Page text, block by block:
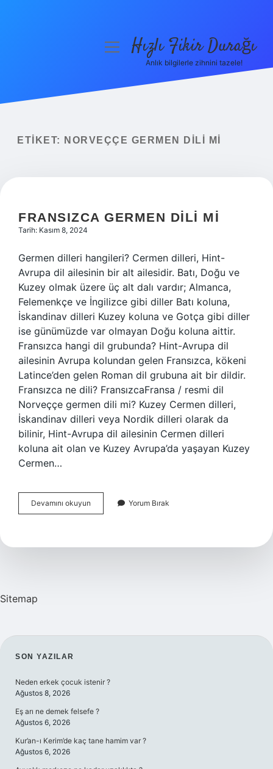
Yasal Uyarı
menüyüHızlı Fikir Durağı
Anlık bilgilerle zihnini tazele!
ETIKET: NORVEÇÇE GERMEN DILI MI
FRANSIZCA GERMEN DILI MI
Tarih: Kasım 8, 2024
Germen dilleri hangileri? Cermen dilleri, Hint-
Avrupa dil ailesinin bir alt ailesidir. Batı, Doğu ve
Kuzey olmak üzere üç alt dalı vardır; Almanca,
Felemenkçe ve İngilizce gibi diller Batı koluna,
İskandinav dilleri Kuzey koluna ve Gotça gibi diller
ise günümüzde var olmayan Doğu koluna aittir.
Fransızca hangi dil grubunda? Hint-Avrupa dil
ailesinin Avrupa kolundan gelen Fransızca, kökeni
Latince’den gelen Roman dil grubuna ait bir dildir.
Fransızca ne dili? FransızcaFransa / resmi dil
Norveççe germen dili mi? Kuzey Cermen dilleri,
İskandinav dilleri veya Nordik dilleri olarak da
bilinir, Hint-Avrupa dil ailesinin Cermen dilleri
koluna ait olan ve Kuzey Avrupa’da yaşayan Kuzey
Cermen…
Devamını okuyun Fransızca
Germen
Yorum Bırak
Sitemap
SIDEBAR
SON YAZILAR
Neden erkek çocuk istenir ?
Ağustos 8, 2026
Eş arı ne demek felsefe ?
Ağustos 6, 2026
Kur’an-ı Kerim’de kaç tane hamim var ?
Ağustos 6, 2026